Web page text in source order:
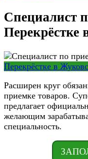
Специалист
Перекрёстке
Перекрёстке в
Расширен круг
приемке товаров.
предлагает
желающим
специальность.